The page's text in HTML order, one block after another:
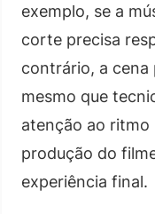
exemplo, se a
corte precisa
contrário, a cena
mesmo que
atenção ao ritmo
produção do
experiência final.